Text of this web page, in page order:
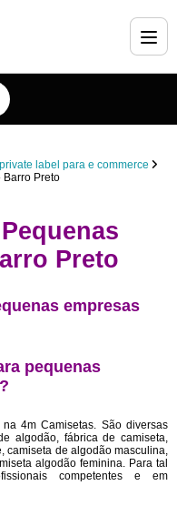
private label para e commerce
Preto
Preto
empresas
pequenas
4m Camisetas. São diversas
algodão, fábrica de camiseta,
camiseta de algodão masculina,
algodão feminina. Para tal
competentes e em